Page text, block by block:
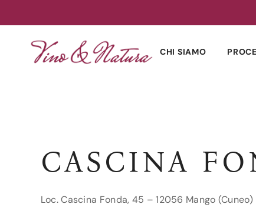
CHI SIAMO
CASCINA
Loc. Cascina Fonda, 45 – 12056 Mango (Cuneo)